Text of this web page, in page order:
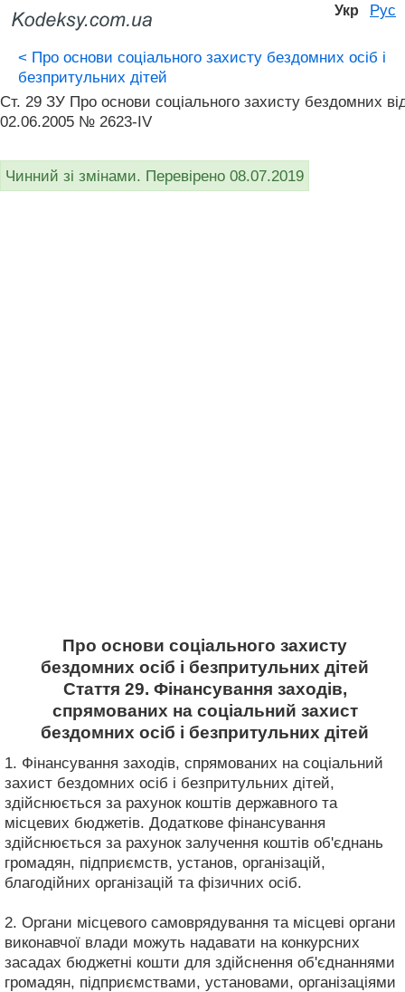
Укр Рус
< Про основи соціального захисту бездомних осіб і
безпритульних дітей
Ст. 29 ЗУ Про основи соціального захисту бездомних
02.06.2005 № 2623-IV
Чинний зі змінами. Перевірено 08.07.2019
Про основи соціального захисту
бездомних осіб і безпритульних дітей
Стаття 29. Фінансування заходів,
спрямованих на соціальний захист
бездомних осіб і безпритульних дітей
1. Фінансування заходів, спрямованих на соціальний
захист бездомних осіб і безпритульних дітей,
здійснюється за рахунок коштів державного та
місцевих бюджетів. Додаткове фінансування
здійснюється за рахунок залучення коштів об'єднань
громадян, підприємств, установ, організацій,
благодійних організацій та фізичних осіб.
2. Органи місцевого самоврядування та місцеві органи
виконавчої влади можуть надавати на конкурсних
засадах бюджетні кошти для здійснення об'єднаннями
громадян, підприємствами, установами, організаціями